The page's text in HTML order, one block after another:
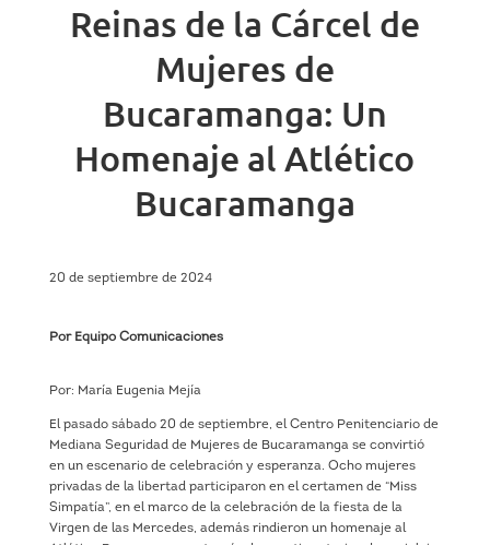
Reinas de la Cárcel de
Mujeres de
Bucaramanga: Un
Homenaje al Atlético
Bucaramanga
20 de septiembre de 2024
Por Equipo Comunicaciones
Por: María Eugenia Mejía
El pasado sábado 20 de septiembre, el Centro Penitenciario de
Mediana Seguridad de Mujeres de Bucaramanga se convirtió
en un escenario de celebración y esperanza. Ocho mujeres
privadas de la libertad participaron en el certamen de “Miss
Simpatía”, en el marco de la celebración de la fiesta de la
Virgen de las Mercedes, además rindieron un homenaje al